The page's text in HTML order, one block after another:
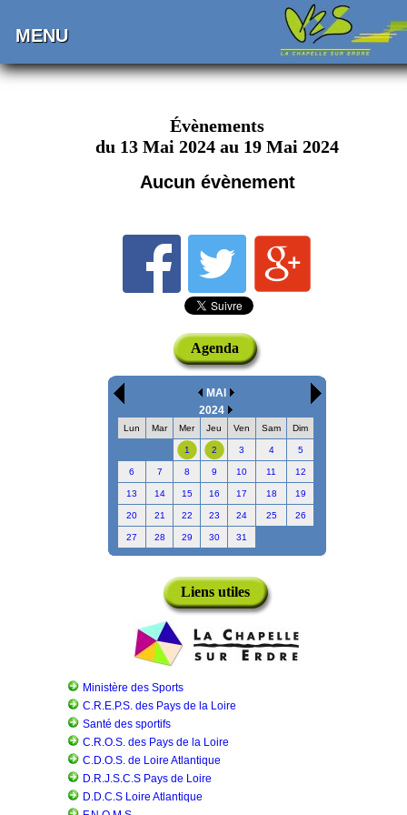
MENU
Évènements
du 13 Mai 2024 au 19 Mai 2024
Aucun évènement
Agenda
MAI
2024
Lun Mar Mer Jeu Ven Sam Dim
1 2 3 4 5
6 7 8 9 10 11 12
13 14 15 16 17 18 19
20 21 22 23 24 25 26
27 28 29 30 31
Liens utiles
Ministère des Sports
C.R.E.P.S. des Pays de la Loire
Santé des sportifs
C.R.O.S. des Pays de la Loire
C.D.O.S. de Loire Atlantique
D.R.J.S.C.S Pays de Loire
D.D.C.S Loire Atlantique